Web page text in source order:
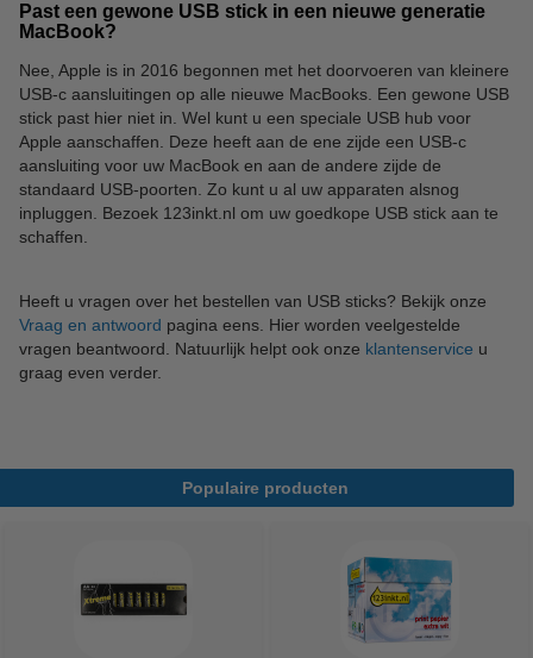
Past een gewone USB stick in een nieuwe generatie
MacBook?
Nee, Apple is in 2016 begonnen met het doorvoeren van kleinere
USB-c aansluitingen op alle nieuwe MacBooks. Een gewone USB
stick past hier niet in. Wel kunt u een speciale USB hub voor
Apple aanschaffen. Deze heeft aan de ene zijde een USB-c
aansluiting voor uw MacBook en aan de andere zijde de
standaard USB-poorten. Zo kunt u al uw apparaten alsnog
inpluggen. Bezoek 123inkt.nl om uw goedkope USB stick aan te
schaffen.
Heeft u vragen over het bestellen van USB sticks? Bekijk onze
Vraag en antwoord pagina eens. Hier worden veelgestelde
vragen beantwoord. Natuurlijk helpt ook onze klantenservice u
graag even verder.
Populaire producten